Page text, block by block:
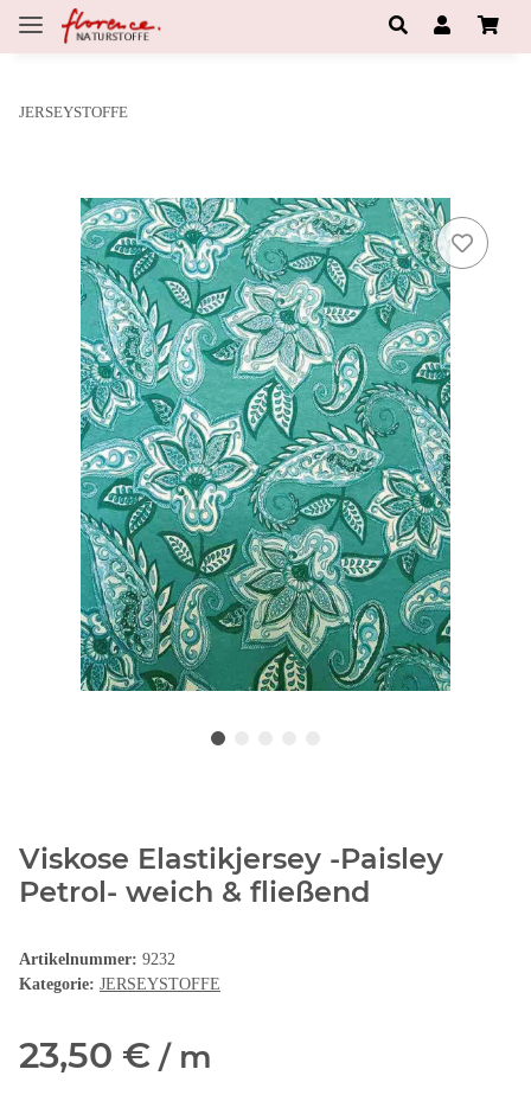
JERSEYSTOFFE
Viskose Elastikjersey -Paisley
Petrol- weich & fließend
Artikelnummer: 9232
Kategorie: JERSEYSTOFFE
23,50 € / m